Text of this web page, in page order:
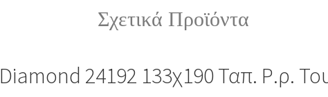
Σχετικά Προϊόντα
Diamond 24192 133χ190 Ταπ. Ρ.ρ.